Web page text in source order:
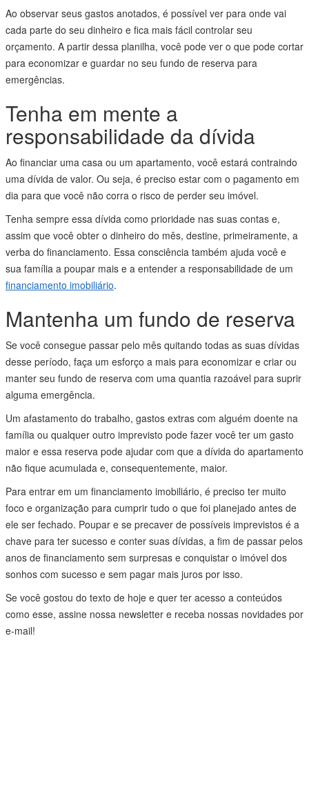
Ao observar seus gastos anotados, é possível ver para onde vai
cada parte do seu dinheiro e fica mais fácil controlar seu
orçamento. A partir dessa planilha, você pode ver o que pode cortar
para economizar e guardar no seu fundo de reserva para
emergências.
Tenha em mente a
responsabilidade da dívida
Ao financiar uma casa ou um apartamento, você estará contraindo
uma dívida de valor. Ou seja, é preciso estar com o pagamento em
dia para que você não corra o risco de perder seu imóvel.
Tenha sempre essa dívida como prioridade nas suas contas e,
assim que você obter o dinheiro do mês, destine, primeiramente, a
verba do financiamento. Essa consciência também ajuda você e
sua família a poupar mais e a entender a responsabilidade de um
financiamento imobiliário.
Mantenha um fundo de reserva
Se você consegue passar pelo mês quitando todas as suas dívidas
desse período, faça um esforço a mais para economizar e criar ou
manter seu fundo de reserva com uma quantia razoável para suprir
alguma emergência.
Um afastamento do trabalho, gastos extras com alguém doente na
família ou qualquer outro imprevisto pode fazer você ter um gasto
maior e essa reserva pode ajudar com que a dívida do apartamento
não fique acumulada e, consequentemente, maior.
Para entrar em um financiamento imobiliário, é preciso ter muito
foco e organização para cumprir tudo o que foi planejado antes de
ele ser fechado. Poupar e se precaver de possíveis imprevistos é a
chave para ter sucesso e conter suas dívidas, a fim de passar pelos
anos de financiamento sem surpresas e conquistar o imóvel dos
sonhos com sucesso e sem pagar mais juros por isso.
Se você gostou do texto de hoje e quer ter acesso a conteúdos
como esse, assine nossa newsletter e receba nossas novidades por
e-mail!